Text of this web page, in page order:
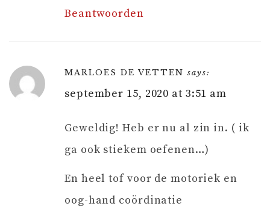
Beantwoorden
MARLOES DE VETTEN says:
september 15, 2020 at 3:51 am
Geweldig! Heb er nu al zin in. ( ik
ga ook stiekem oefenen…)
En heel tof voor de motoriek en
oog-hand coördinatie